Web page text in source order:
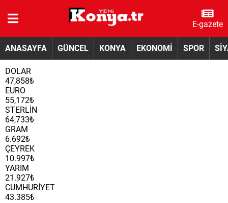
E-gazete
ANASAYFA GÜNCEL KONYA EKONOMİ SPOR
DOLAR
47,858₺
EURO
55,172₺
STERLİN
64,733₺
GRAM
6.692₺
ÇEYREK
10.997₺
YARIM
21.927₺
CUMHURİYET
43.385₺